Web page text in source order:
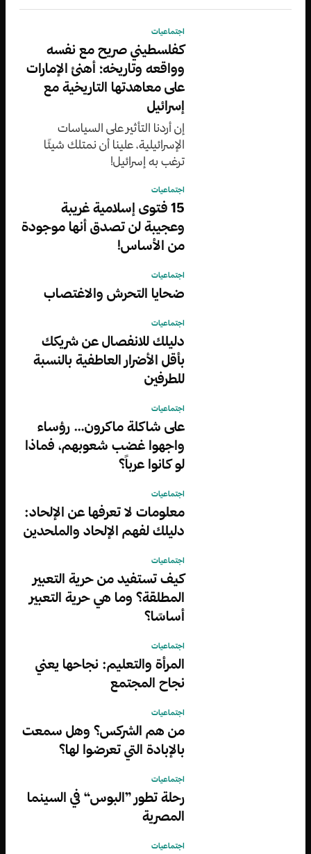
اجتماعيات
كفلسطيني صريح مع نفسه
وواقعه وتاريخه؛ أهنئ الإمارات
على معاهدتها التاريخية مع
إسرائيل
إن أردنا التأثير على السياسات
الإسرائيلية، علينا أن نمتلك شيئًا
ترغب به إسرائيل!
اجتماعيات
15 فتوى إسلامية غريبة
وعجيبة لن تصدق أنها موجودة
من الأساس!
اجتماعيات
ضحايا التحرش والاغتصاب
اجتماعيات
دليلك للانفصال عن شريكك
بأقل الأضرار العاطفية بالنسبة
للطرفين
اجتماعيات
على شاكلة ماكرون… رؤساء
واجهوا غضب شعوبهم، فماذا
لو كانوا عرباً؟
اجتماعيات
معلومات لا تعرفها عن الإلحاد:
دليلك لفهم الإلحاد والملحدين
اجتماعيات
كيف تستفيد من حرية التعبير
المطلقة؟ وما هي حرية التعبير
أساسًا؟
اجتماعيات
المرأة والتعليم: نجاحها يعني
نجاح المجتمع
اجتماعيات
من هم الشركس؟ وهل سمعت
بالإبادة التي تعرضوا لها؟
اجتماعيات
رحلة تطور ”البوس“ في السينما
المصرية
اجتماعيات